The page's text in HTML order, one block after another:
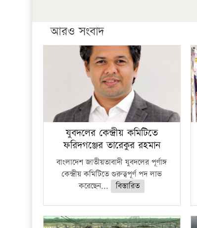
আরও সংবাদ
যুবদলের কেন্দ্রীয় কমিটিতে
ফরিদগঞ্জের তারেকুর রহমান
বাংলাদেশ জাতীয়তাবাদী যুবদলের পূর্ণাঙ্গ
কেন্দ্রীয় কমিটিতে গুরুত্বপূর্ণ পদ লাভ
করেছেন...
বিস্তারিত